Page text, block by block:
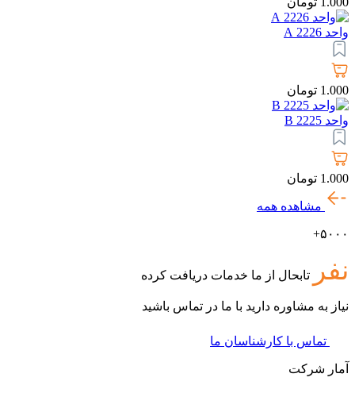
واحد 2226 A
1.000 تومان
واحد 2225 B
1.000 تومان
مشاهده همه
۵۰۰۰+
نفر تابحال از ما خدمات دریافت کرده
نیاز به مشاوره دارید با ما در تماس باشید
تماس با کارشناسان ما
آمار شرکت